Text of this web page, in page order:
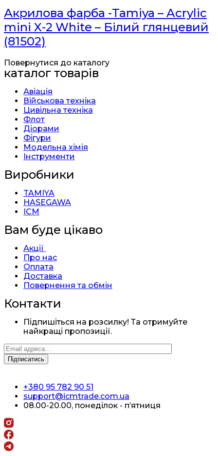
Акрилова фарба -Tamiya – Acrylic
mini X-2 White – Білий глянцевий
(81502)
Повернутися до каталогу
каталог товарів
Авіація
Військова техніка
Цивільна техніка
Флот
Діорами
Фігури
Модельна хімія
Інструменти
Виробники
TAMIYA
HASEGAWA
ICM
Вам буде цікаво
Акції
Про нас
Оплата
Доставка
Повернення та обмін
Контакти
Підпишіться на розсилку! Та отримуйте
найкращі пропозиції.
+380 95 782 90 51
support@icmtrade.com.ua
08.00-20.00, понеділок - п’ятниця